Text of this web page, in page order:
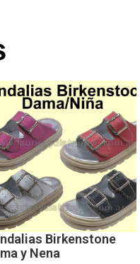
Birkenstone
y Nena